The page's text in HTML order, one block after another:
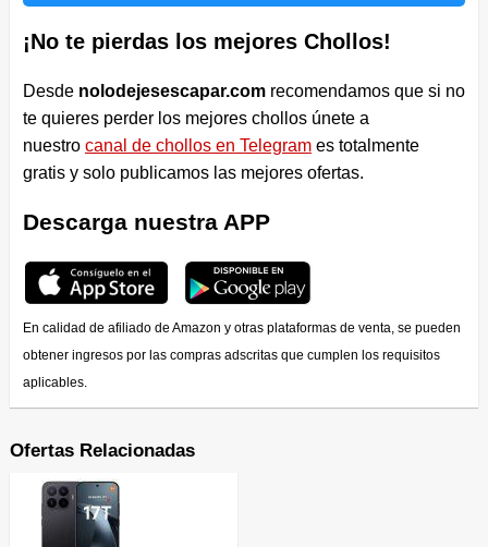
¡No te pierdas los mejores Chollos!
Desde nolodejesescapar.comrecomendamos que si no
te quieres perder los mejores chollos únete a
nuestro canal de chollos en Telegrames totalmente
gratis y solo publicamos las mejores ofertas.
Descarga nuestra APP
En calidad de afiliado de Amazon y otras plataformas de venta, se pueden
obtener ingresos por las compras adscritas que cumplen los requisitos
aplicables.
Ofertas Relacionadas